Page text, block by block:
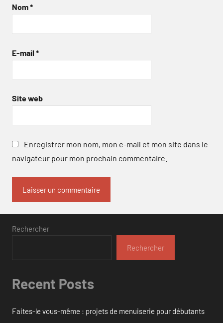
Nom*
E-mail *
Site web
Enregistrer mon nom, mon e-mail et mon site dans le
navigateur pour mon prochain commentaire.
Rechercher
Rechercher
Recent Posts
Faites-le vous-même : projets de menuiserie pour débutants